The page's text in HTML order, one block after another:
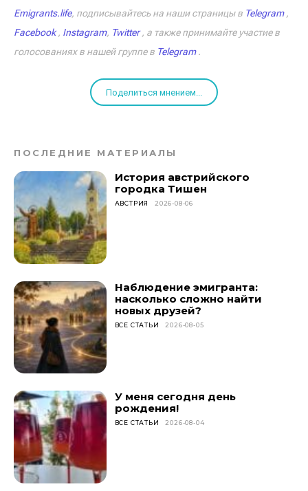
Emigrants.life, подписывайтесь на наши страницы в Telegram,
Facebook, Instagram, Twitter, а также принимайте участие в
голосованиях в нашей группе в Telegram.
Поделиться мнением...
ПОСЛЕДНИЕ МАТЕРИАЛЫ
История австрийского
городка Тишен
АВСТРИЯ 2026-08-06
Наблюдение эмигранта:
насколько сложно найти
новых друзей?
ВСЕ СТАТЬИ 2026-08-05
У меня сегодня день
рождения!
ВСЕ СТАТЬИ 2026-08-04